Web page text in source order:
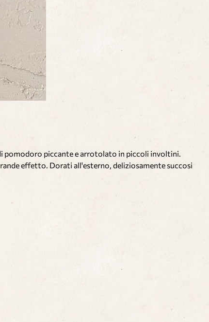
pomodoro piccante e arrotolato in piccoli involtini.
effetto. Dorati all'esterno, deliziosamente succosi